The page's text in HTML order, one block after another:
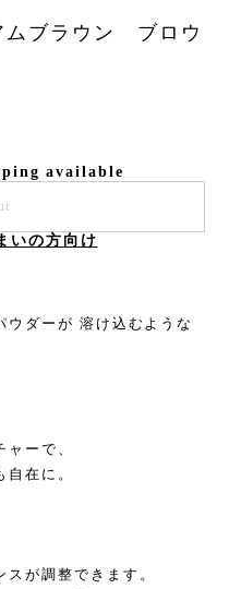
ブラウン ブロウ
available
いの方向け
ウダーが 溶け込むような
ーで、
在に。
が調整できます。